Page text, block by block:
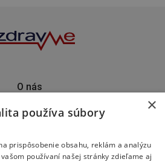
O nás
Predplatné
Podporte nás
×
používa súbory
prispôsobenie obsahu, reklám a analýzu
používaní našej stránky zdieľame aj